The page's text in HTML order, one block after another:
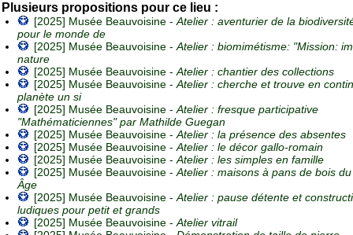
Plusieurs propositions pour ce lieu :
[2025] Musée Beauvoisine -Atelier : aventurier de la
pour le monde de
[2025] Musée Beauvoisine -Atelier : biomimétisme: "Mission:
nature
[2025] Musée Beauvoisine -Atelier : chantier des collections
[2025] Musée Beauvoisine -Atelier : cherche et trouve en
planète un si
[2025] Musée Beauvoisine -Atelier : fresque participative
"Mathématiciennes" par Mathilde Guegan
[2025] Musée Beauvoisine -Atelier : la présence des absentes
[2025] Musée Beauvoisine -Atelier : le décor gallo-romain
[2025] Musée Beauvoisine -Atelier : les simples en famille
[2025] Musée Beauvoisine -Atelier : maisons à pans de bois
Âge
[2025] Musée Beauvoisine -Atelier : pause détente et
ludiques pour petit et grands
[2025] Musée Beauvoisine -Atelier vitrail